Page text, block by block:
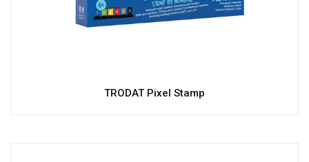
TRODAT Pixel Stamp